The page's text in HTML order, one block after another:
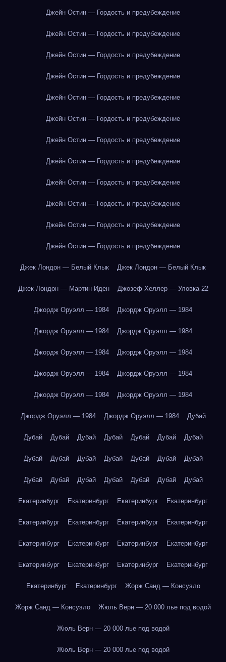
Джейн Остин — Гордость и предубеждение
Джейн Остин — Гордость и предубеждение
Джейн Остин — Гордость и предубеждение
Джейн Остин — Гордость и предубеждение
Джейн Остин — Гордость и предубеждение
Джейн Остин — Гордость и предубеждение
Джейн Остин — Гордость и предубеждение
Джейн Остин — Гордость и предубеждение
Джейн Остин — Гордость и предубеждение
Джейн Остин — Гордость и предубеждение
Джейн Остин — Гордость и предубеждение
Джейн Остин — Гордость и предубеждение
Джек Лондон — Белый Клык Джек Лондон — Белый Клык
Джек Лондон — Мартин Иден Джозеф Хеллер — Уловка-22
Джордж Оруэлл — 1984 Джордж Оруэлл — 1984
Джордж Оруэлл — 1984 Джордж Оруэлл — 1984
Джордж Оруэлл — 1984 Джордж Оруэлл — 1984
Джордж Оруэлл — 1984 Джордж Оруэлл — 1984
Джордж Оруэлл — 1984 Джордж Оруэлл — 1984
Джордж Оруэлл — 1984 Джордж Оруэлл — 1984 Дубай
Дубай Дубай Дубай Дубай Дубай Дубай Дубай
Дубай Дубай Дубай Дубай Дубай Дубай Дубай
Дубай Дубай Дубай Дубай Дубай Дубай Дубай
Екатеринбург Екатеринбург Екатеринбург Екатеринбург
Екатеринбург Екатеринбург Екатеринбург Екатеринбург
Екатеринбург Екатеринбург Екатеринбург Екатеринбург
Екатеринбург Екатеринбург Екатеринбург Екатеринбург
Екатеринбург Екатеринбург Жорж Санд — Консуэло
Жорж Санд — Консуэло Жюль Верн — 20 000 лье под водой
Жюль Верн — 20 000 лье под водой
Жюль Верн — 20 000 лье под водой